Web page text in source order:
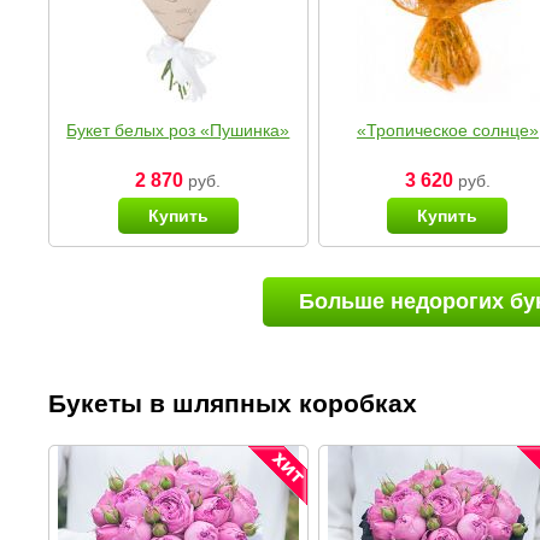
Букет белых роз «Пушинка»
2 870 руб.
Купить
«Тропическое солнце»
3 620руб.
Купить
Больше недорогих
Букеты в шляпных коробках